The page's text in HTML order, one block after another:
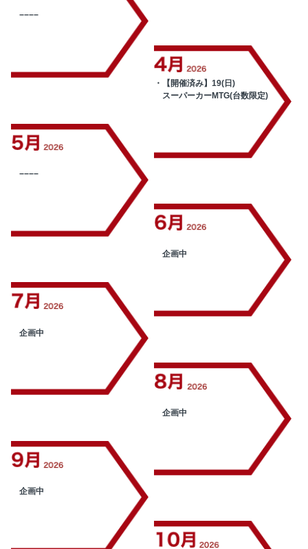
−−−−
・【開催済み】19(日)
スーパーカーMTG(台数限定)
−−−−
企画中
企画中
企画中
企画中